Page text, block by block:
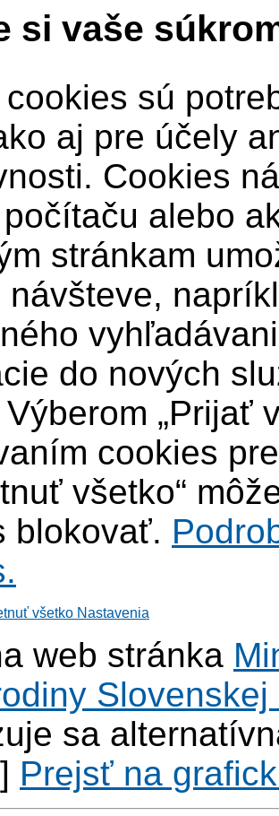
si vaše
sú
aj pre účely
Cookies
alebo
stránkam
návšteve,
do nových
„Prijať
cookies
všetko“
blokovať.
všetko Nastavenia
web stránka
Slovenskej
sa
Prejsť na